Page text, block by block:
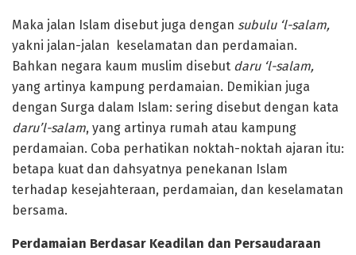
Maka jalan Islam disebut juga dengan subulu ‘l-salam,
yakni jalan-jalan keselamatan dan perdamaian.
Bahkan negara kaum muslim disebut daru ‘l-salam,
yang artinya kampung perdamaian. Demikian juga
dengan Surga dalam Islam: sering disebut dengan kata
daru’l-salam, yang artinya rumah atau kampung
perdamaian. Coba perhatikan noktah-noktah ajaran itu:
betapa kuat dan dahsyatnya penekanan Islam
terhadap kesejahteraan, perdamaian, dan keselamatan
bersama.
Perdamaian Berdasar Keadilan dan Persaudaraan